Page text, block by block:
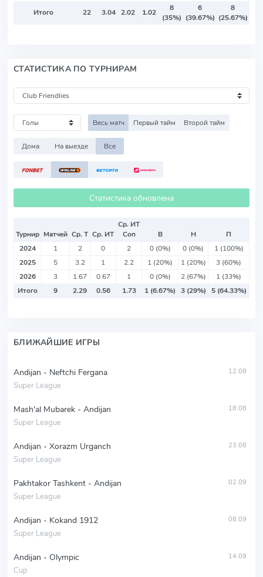
Итого 22 3.04 2.02 1.02
8
(35%)
6
(39.67%)
8
(25.67%)
СТАТИСТИКА ПО ТУРНИРАМ
Весь матч Первый тайм Второй тайм
Дома На выезде Все
Статистика обновлена
Турнир Матчей Ср. Т Ср. ИТ
Ср. ИТ
Соп
В Н
П
2024
1 2 0 2 0 (0%) 0 (0%)
1 (100%)
2025
5 3.2 1 2.2 1 (20%) 1 (20%)
3 (60%)
2026
3 1.67 0.67 1 0 (0%) 2 (67%)
1 (33%)
Итого
9 2.29 0.56 1.73 1 (6.67%) 3 (29%) 5 (64.33%)
БЛИЖАЙШИЕ ИГРЫ
Andijan - Neftchi Fergana
Super League
12.08
Mash'al Mubarek - Andijan
Super League
18.08
Andijan - Xorazm Urganch
Super League
23.08
Pakhtakor Tashkent - Andijan
Super League
02.09
Andijan - Kokand 1912
Super League
08.09
Andijan - Olympic
Cup
14.09